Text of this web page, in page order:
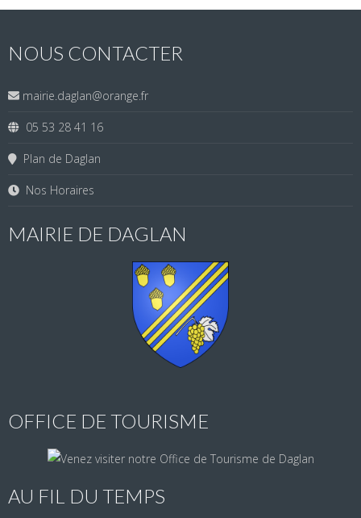
NOUS CONTACTER
mairie.daglan@orange.fr
05 53 28 41 16
Plan de Daglan
Nos Horaires
MAIRIE DE DAGLAN
OFFICE DE TOURISME
AU FIL DU TEMPS